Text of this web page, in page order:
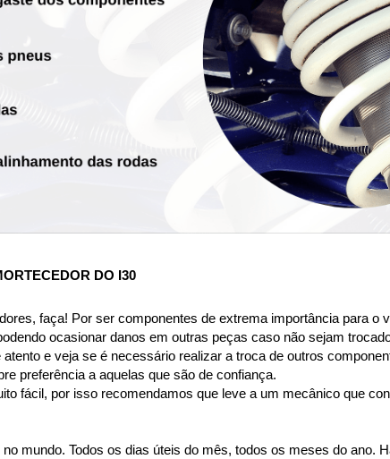
DO I30
faça! Por ser componentes de extrema importância para o
ocasionar danos em outras peças caso não sejam
e veja se é necessário realizar a troca de outros
preferência a aquelas que são de confiança.
fácil, por isso recomendamos que leve a um mecânico que
mundo. Todos os dias úteis do mês, todos os meses do ano.